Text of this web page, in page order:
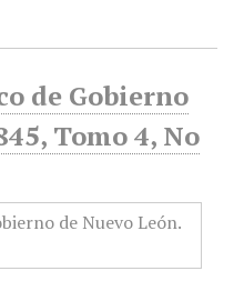
de Gobierno
Tomo 4, No